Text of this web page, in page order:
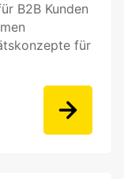
B2B Kunden
für